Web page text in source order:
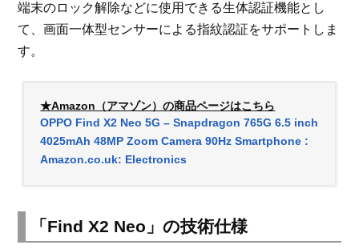
端末のロック解除などに使用できる生体認証機能とし
て、画面一体型センサーによる指紋認証をサポートしま
す。
★Amazon（アマゾン）の商品ページはこちら
OPPO Find X2 Neo 5G – Snapdragon 765G 6.5 inch
4025mAh 48MP Zoom Camera 90Hz Smartphone :
Amazon.co.uk: Electronics
「Find X2 Neo」の技術仕様